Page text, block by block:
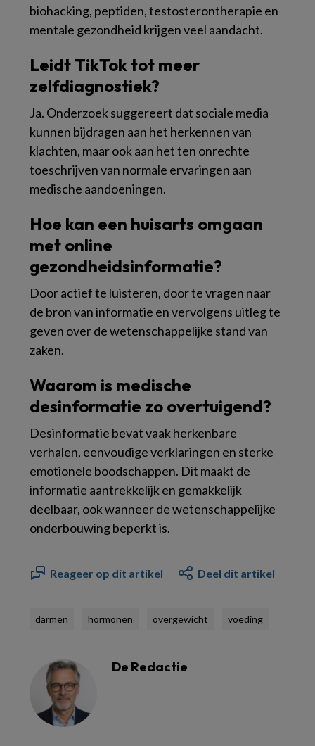
biohacking, peptiden, testosterontherapie en
mentale gezondheid krijgen veel aandacht.
Leidt TikTok tot meer
zelfdiagnostiek?
Ja. Onderzoek suggereert dat sociale media
kunnen bijdragen aan het herkennen van
klachten, maar ook aan het ten onrechte
toeschrijven van normale ervaringen aan
medische aandoeningen.
Hoe kan een huisarts omgaan
met online
gezondheidsinformatie?
Door actief te luisteren, door te vragen naar
de bron van informatie en vervolgens uitleg te
geven over de wetenschappelijke stand van
zaken.
Waarom is medische
desinformatie zo overtuigend?
Desinformatie bevat vaak herkenbare
verhalen, eenvoudige verklaringen en sterke
emotionele boodschappen. Dit maakt de
informatie aantrekkelijk en gemakkelijk
deelbaar, ook wanneer de wetenschappelijke
onderbouwing beperkt is.
Reageer op dit artikel Deel dit artikel
darmen hormonen overgewicht voeding
De Redactie